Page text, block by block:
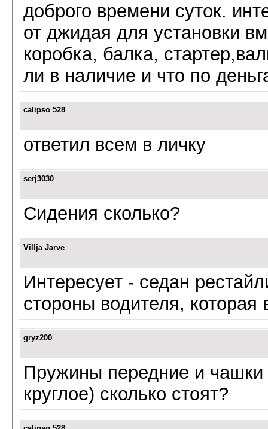
доброго времени суток.
от джидая для установки
коробка, балка,
ли в наличие и что по
calipso 528
ответил всем в личку
serj3030
Сидения сколько?
Villja Jarve
Интересует - седан
стороны водителя,
gryz200
Пружины передние и чашки
круглое) сколько стоят?